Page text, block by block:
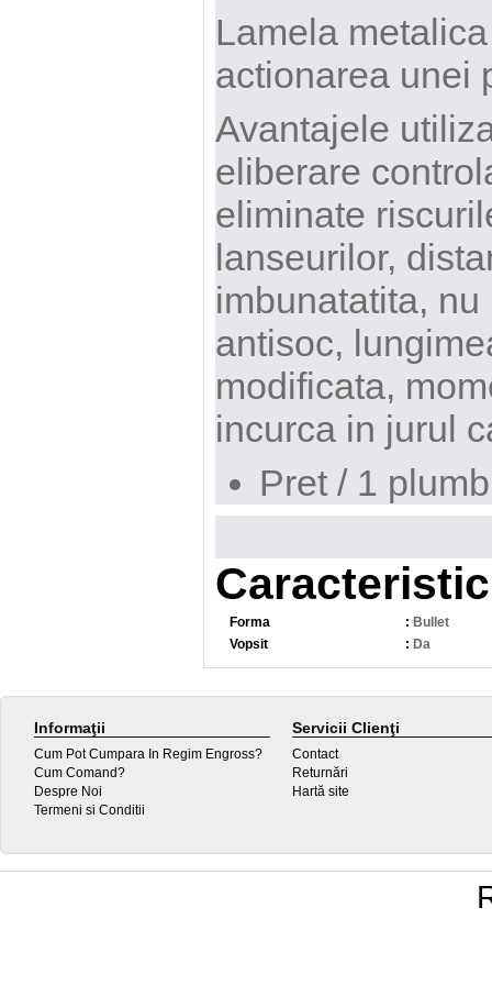
Lamela
actionarea unei
Avantajele
eliberare
eliminate
lanseurilor,
imbunatatita,
antisoc,
modificata,
incurca in jurul
Pret / 1
Forma : Bullet
Vopsit
: Da
Informaţii
Cum Pot Cumpara In Regim Engross?
Cum Comand?
Despre Noi
Termeni si Conditii
Servicii Clienţi
Contact
Returnări
Hartă site